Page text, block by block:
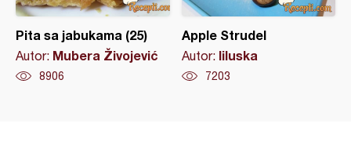
Pita sa jabukama (25)
Autor: Mubera Živojević
8906
Apple Strudel
Autor: liluska
7203